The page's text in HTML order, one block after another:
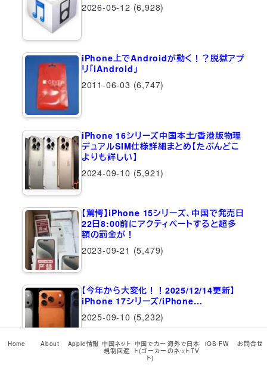
2026-05-12 (6,928)
iPhone上でAndroidが動く！？脱獄アプ
リ「iAndroid」
2011-06-03 (6,747)
iPhone 16シリーズ中国本土/香港版物理
デュアルSIM仕様詳細まとめ【たぶんどこ
よりも詳しい】
2024-09-10 (5,921)
【驚愕】iPhone 15シリーズ、中国で発売日
22日8:00前にアクティベートすると超多
額の罰金が！
2023-09-21 (5,479)
【今年から大変化！！2025/12/14更新】
iPhone 17シリーズ/iPhone…
2025-09-10 (5,232)
最近のコメント
Home About Apple情報 中国ネット
規制回避
中国でカー
ト(ゴーカー
ト)
海外で日本
のネットTV
iOS FW お問合せ